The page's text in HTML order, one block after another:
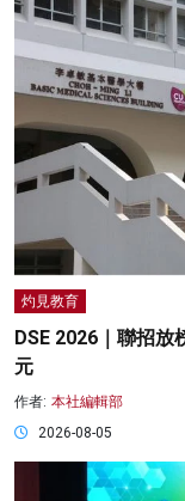
灼見教育
DSE 2026｜聯招放
元
作者: 本社編輯部
2026-08-05